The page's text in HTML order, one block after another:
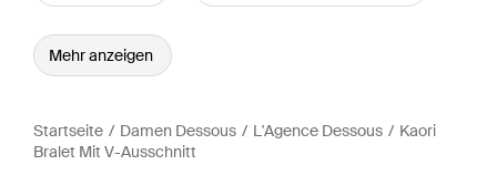
Mehr anzeigen
Startseite Damen Dessous L'Agence Dessous
Kaori
Bralet Mit V-Ausschnitt